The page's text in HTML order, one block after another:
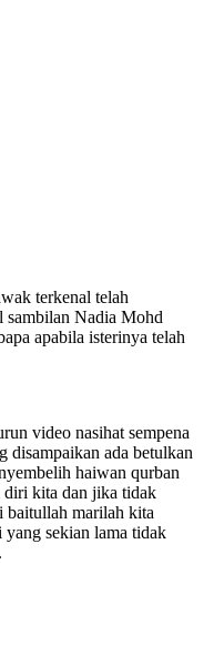
terkenal telah
sambilan Nadia Mohd
apabila isterinya telah
video nasihat sempena
disampaikan ada betulkan
haiwan qurban
diri kita dan jika tidak
baitullah marilah kita
yang sekian lama tidak